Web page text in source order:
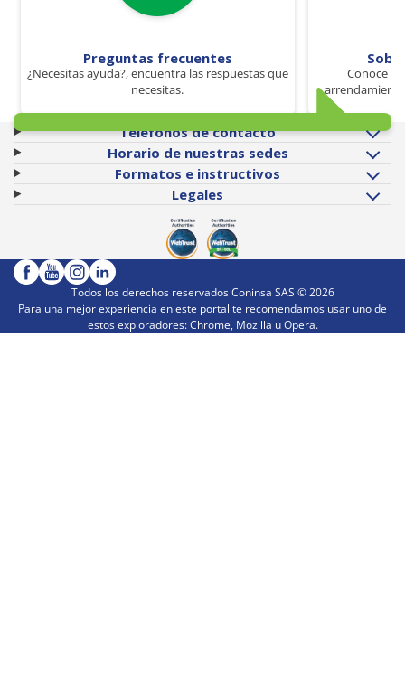
Preguntas frecuentes
¿Necesitas ayuda?, encuentra las respuestas que
necesitas.
Conoce
Teléfonos de contacto
Horario de nuestras sedes
Formatos e instructivos
Legales
Todos los derechos reservados Coninsa SAS ©2026
Para una mejor experiencia en este portal te recomendamos usar uno de
estos exploradores: Chrome, Mozilla u Opera.